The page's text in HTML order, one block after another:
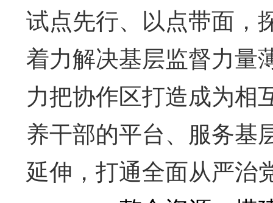
试点先行、以点带面，
着力解决基层监督力量
力把协作区打造成为相
养干部的平台、服务基
延伸，打通全面从严治